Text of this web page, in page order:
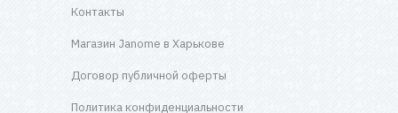
Контакты
Магазин Janome в Харькове
Договор публичной оферты
Политика конфиденциальности